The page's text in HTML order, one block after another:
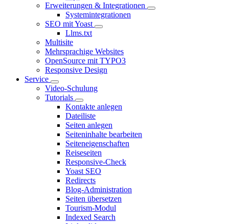
Erweiterungen & Integrationen
Systemintegrationen
SEO mit Yoast
Llms.txt
Multisite
Mehrsprachige Websites
OpenSource mit TYPO3
Responsive Design
Service
Video-Schulung
Tutorials
Kontakte anlegen
Dateiliste
Seiten anlegen
Seiteninhalte bearbeiten
Seiteneigenschaften
Reiseseiten
Responsive-Check
Yoast SEO
Redirects
Blog-Administration
Seiten übersetzen
Tourism-Modul
Indexed Search